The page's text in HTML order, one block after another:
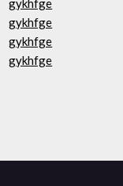
gykhfge
gykhfge
gykhfge
gykhfge